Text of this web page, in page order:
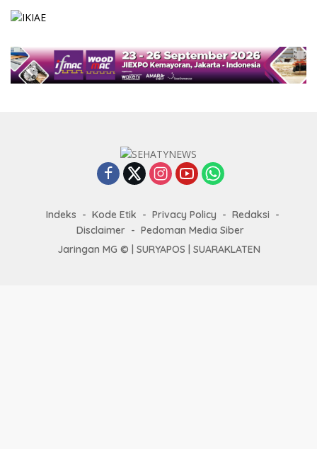
Indeks Kode Etik Privacy Policy
Redaksi
Disclaimer
Pedoman Media Siber
Jaringan MG © | SURYAPOS SUARAKLATEN